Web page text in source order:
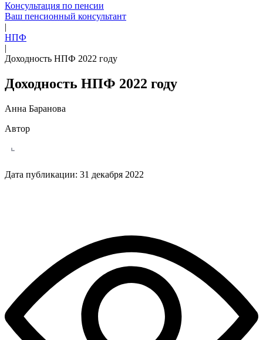
Консультация по пенсии
Ваш пенсионный консультант
|
НПФ
|
Доходность НПФ 2022 году
Доходность НПФ 2022 году
Анна Баранова
Автор
Дата публикации: 31 декабря 2022